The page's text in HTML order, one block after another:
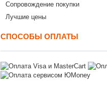
Сопровождение покупки
Лучшие цены
СПОСОБЫ ОПЛАТЫ